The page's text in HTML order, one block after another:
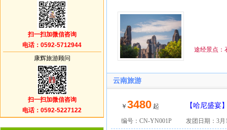
扫一扫加微信咨询
电话：0592-5712944
康辉旅游顾问
扫一扫加微信咨询
电话：0592-5227122
途经景点：
云南旅游
￥ 3480 起 【哈尼盛宴
编号：CN-YN001P 发团日期：3